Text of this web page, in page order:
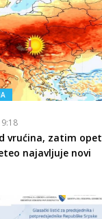
vrućina, zatim opet
najavljuje novi